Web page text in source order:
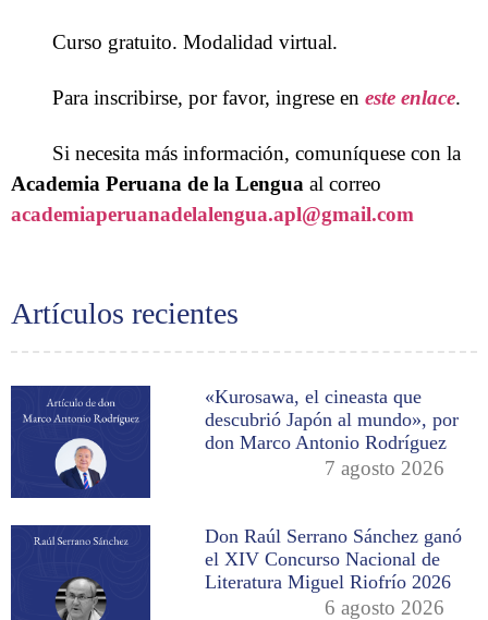
Artículos recientes
«Kurosawa, el cineasta que
descubrió Japón al mundo», por
don Marco Antonio Rodríguez
7 agosto 2026
Don Raúl Serrano Sánchez ganó
el XIV Concurso Nacional de
Literatura Miguel Riofrío 2026
6 agosto 2026
Curso gratuito. Modalidad virtual.
Para inscribirse, por favor, ingrese eneste enlace.
Si necesita más información, comuníquese con la
Academia Peruana de la Lengua al correo
academiaperuanadelalengua.apl@gmail.com